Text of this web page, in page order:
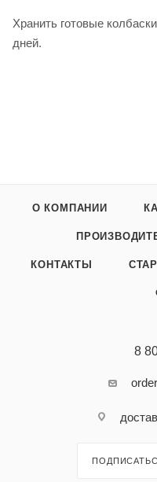
Хранить готовые
дней.
О КОМПАНИИ
КОНТАКТЫ
8